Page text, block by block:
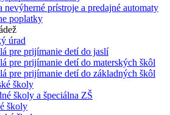
nevýherné prístroje a predajné automaty
poplatky
úrad
pre prijímanie detí do jaslí
pre prijímanie detí do materských škôl
pre prijímanie detí do základných škôl
školy
školy a špeciálna ZŠ
školy